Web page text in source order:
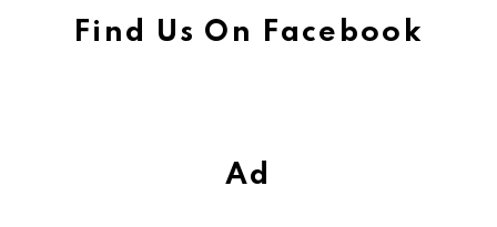
Find Us On Facebook
Ad